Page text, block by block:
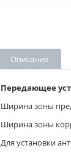
Описание
Передающее
Ширина зоны
Ширина зоны
Для установки